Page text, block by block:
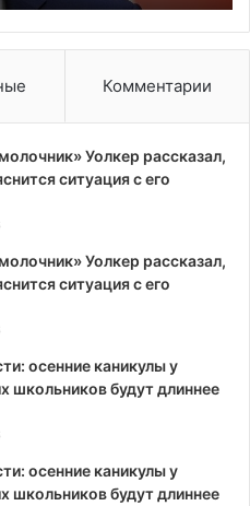
Комментарии
Уолкер рассказал,
ситуация с его
Уолкер рассказал,
ситуация с его
осенние каникулы у
школьников будут длиннее
осенние каникулы у
школьников будут длиннее